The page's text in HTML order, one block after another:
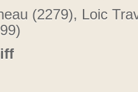
(2279), Loic